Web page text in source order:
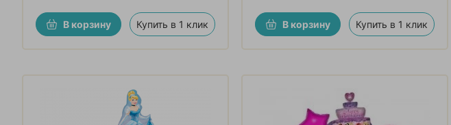
В корзину Купить в 1 клик В корзину Купить в 1 клик